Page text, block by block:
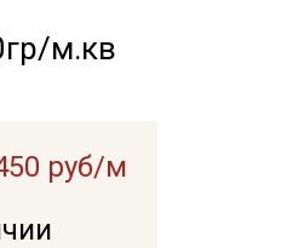
м.кв
руб/м